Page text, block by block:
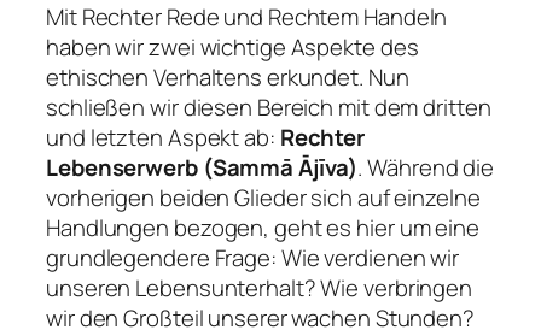
Mit Rechter Rede und Rechtem Handeln
haben wir zwei wichtige Aspekte des
ethischen Verhaltens erkundet. Nun
schließen wir diesen Bereich mit dem dritten
und letzten Aspekt ab: Rechter
Lebenserwerb (Sammā Ājīva). Während die
vorherigen beiden Glieder sich auf einzelne
Handlungen bezogen, geht es hier um eine
grundlegendere Frage: Wie verdienen wir
unseren Lebensunterhalt? Wie verbringen
wir den Großteil unserer wachen Stunden?